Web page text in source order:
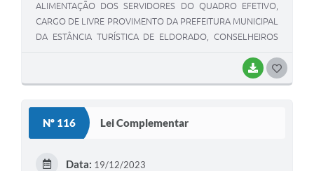
BAIXAR
ALIMENTAÇÃO DOS SERVIDORES DO QUADRO EFETIVO,
CARGO DE LIVRE PROVIMENTO DA PREFEITURA MUNICIPAL
DA ESTÂNCIA TURÍSTICA DE ELDORADO, CONSELHEIROS
Nº 116 Lei Complementar
Data: 19/12/2023